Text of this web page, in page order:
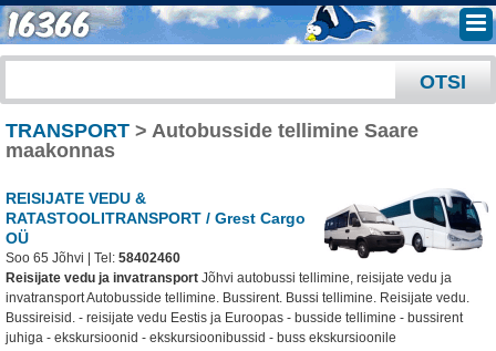
TRANSPORT > Autobusside tellimine Saare
maakonnas
REISIJATE VEDU &
RATASTOOLITRANSPORT / Grest Cargo
OÜ
Soo 65 Jõhvi | Tel: 58402460
Reisijate vedu ja invatransport Jõhvi autobussi tellimine, reisijate vedu ja
invatransport Autobusside tellimine. Bussirent. Bussi tellimine. Reisijate vedu.
Bussireisid. - reisijate vedu Eestis ja Euroopas - busside tellimine - bussirent
juhiga - ekskursioonid - ekskursioonibussid - buss ekskursioonile